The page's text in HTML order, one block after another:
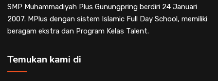
SMP Muhammadiyah Plus Gunungpring berdiri 24 Januari
2007. MPlus dengan sistem Islamic Full Day School, memiliki
beragam ekstra dan Program Kelas Talent.
Temukan kami di